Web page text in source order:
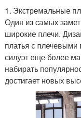
1. Экстремальные
Один из самых
широкие плечи.
платья с
силуэт еще более
набирать
достигает новых